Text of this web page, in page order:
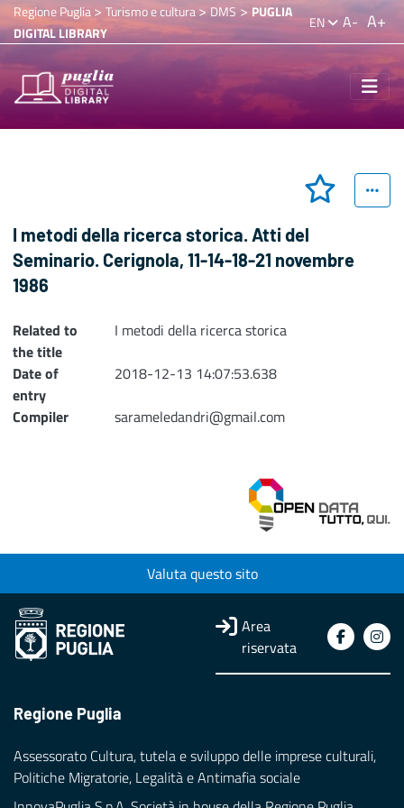
Regione Puglia> Turismo e cultura>DMS > PUGLIA
DIGITAL LIBRARY
EN A- A+
I metodi della ricerca storica. Atti del
Seminario. Cerignola, 11-14-18-21 novembre
1986
Related to
the title
I metodi della ricerca storica
Date of
entry
2018-12-13 14:07:53.638
Compiler
sarameledandri@gmail.com
Valuta questo sito
Area
riservata
Regione Puglia
Assessorato Cultura, tutela e sviluppo delle imprese culturali,
Politiche Migratorie, Legalità e Antimafia sociale